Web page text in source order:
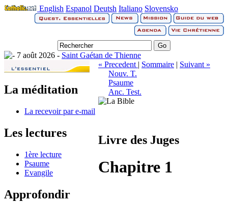
English Espanol Deutsh Italiano Slovensko
7 août 2026 - Saint Gaétan de Thienne
La méditation
La recevoir par e-mail
Les lectures
1ère lecture
Psaume
Evangile
Approfondir
« Precedent | Sommaire | Suivant »
Nouv. T.
Psaume
Anc. Test.
Livre des Juges
Chapitre 1